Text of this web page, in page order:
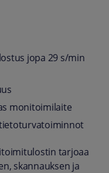
jopa 29 s/min
monitoimilaite
tarjoaa
skannauksen ja